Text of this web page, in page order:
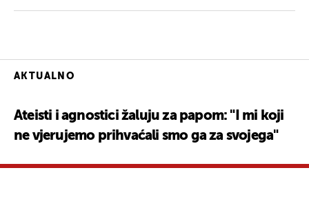
AKTUALNO
Ateisti i agnostici žaluju za papom: "I mi koji
ne vjerujemo prihvaćali smo ga za svojega"